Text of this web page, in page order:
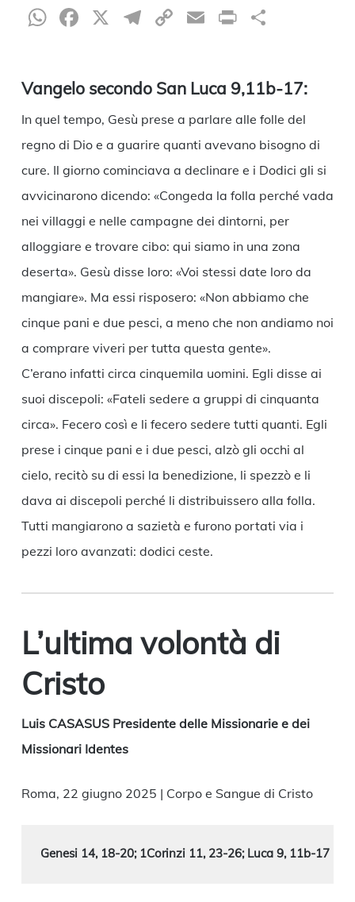
WhatsApp
Facebook
X Telegram
CopyEmailPrint
Vangelo secondo San Luca 9,11b-17:
In quel tempo, Gesù prese a parlare alle folle del
regno di Dio e a guarire quanti avevano bisogno di
cure. Il giorno cominciava a declinare e i Dodici gli si
avvicinarono dicendo: «Congeda la folla perché vada
nei villaggi e nelle campagne dei dintorni, per
alloggiare e trovare cibo: qui siamo in una zona
deserta». Gesù disse loro: «Voi stessi date loro da
mangiare». Ma essi risposero: «Non abbiamo che
cinque pani e due pesci, a meno che non andiamo noi
a comprare viveri per tutta questa gente».
C’erano infatti circa cinquemila uomini. Egli disse ai
suoi discepoli: «Fateli sedere a gruppi di cinquanta
circa». Fecero così e li fecero sedere tutti quanti. Egli
prese i cinque pani e i due pesci, alzò gli occhi al
cielo, recitò su di essi la benedizione, li spezzò e li
dava ai discepoli perché li distribuissero alla folla.
Tutti mangiarono a sazietà e furono portati via i
pezzi loro avanzati: dodici ceste.
L’ultima volontà di
Cristo
Luis CASASUS Presidente delle Missionarie e dei
Missionari Identes
Roma, 22 giugno 2025 | Corpo e Sangue di Cristo
Genesi 14, 18-20; 1Corinzi 11, 23-26; Luca 9, 11b-17